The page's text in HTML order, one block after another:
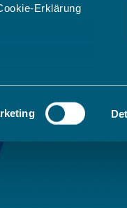
Erklärung
identifizieren
Medien
wir